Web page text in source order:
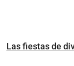
Las fiestas de